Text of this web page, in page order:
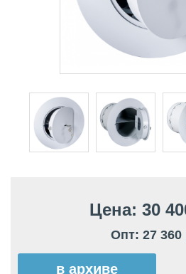
Цена: 30
Опт: 27 360
в архиве